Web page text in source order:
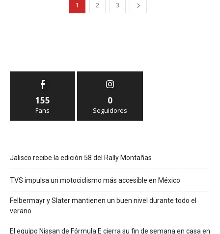
1 2 3
155
Fans
0
Seguidores
Jalisco recibe la edición 58 del Rally Montañas
TVS impulsa un motociclismo más accesible en México
Felbermayr y Slater mantienen un buen nivel durante todo el
verano.
El equipo Nissan de Fórmula E cierra su fin de semana en casa en